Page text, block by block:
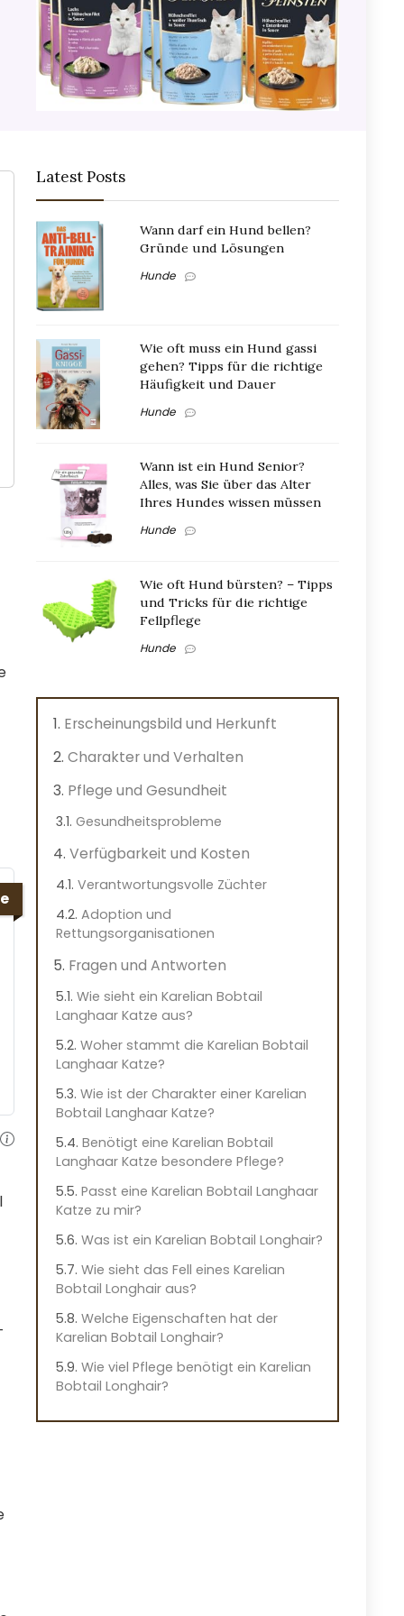
Latest Posts
Wann darf ein Hund bellen?
Gründe und Lösungen
Hunde
Wie oft muss ein Hund gassi
gehen? Tipps für die richtige
Häufigkeit und Dauer
Hunde
Wann ist ein Hund Senior?
Alles, was Sie über das Alter
Ihres Hundes wissen müssen
Hunde
Wie oft Hund bürsten? – Tipps
und Tricks für die richtige
Fellpflege
Hunde
Erscheinungsbild und Herkunft
Charakter und Verhalten
Pflege und Gesundheit
Gesundheitsprobleme
Verfügbarkeit und Kosten
Verantwortungsvolle Züchter
Adoption und
Rettungsorganisationen
Fragen und Antworten
Wie sieht ein Karelian Bobtail
Langhaar Katze aus?
Woher stammt die Karelian Bobtail
Langhaar Katze?
Wie ist der Charakter einer Karelian
Bobtail Langhaar Katze?
Benötigt eine Karelian Bobtail
Langhaar Katze besondere Pflege?
Passt eine Karelian Bobtail Langhaar
Katze zu mir?
Was ist ein Karelian Bobtail Longhair?
Wie sieht das Fell eines Karelian
Bobtail Longhair aus?
Welche Eigenschaften hat der
Karelian Bobtail Longhair?
Wie viel Pflege benötigt ein Karelian
Bobtail Longhair?